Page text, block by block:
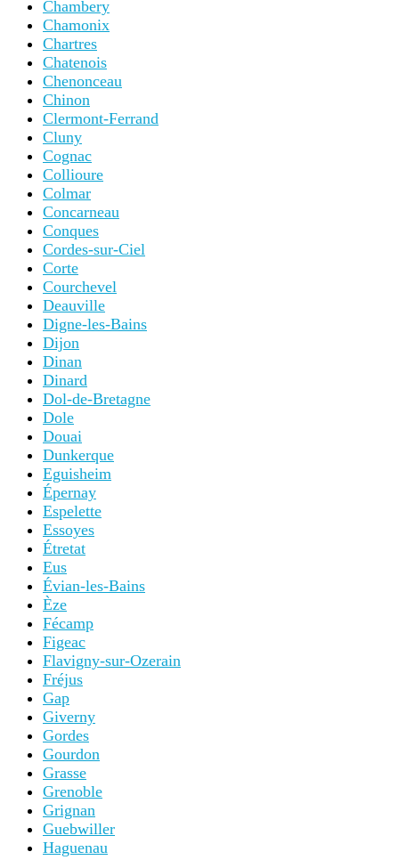
Chambery
Chamonix
Chartres
Chatenois
Chenonceau
Chinon
Clermont-Ferrand
Cluny
Cognac
Collioure
Colmar
Concarneau
Conques
Cordes-sur-Ciel
Corte
Courchevel
Deauville
Digne-les-Bains
Dijon
Dinan
Dinard
Dol-de-Bretagne
Dole
Douai
Dunkerque
Eguisheim
Épernay
Espelette
Essoyes
Étretat
Eus
Évian-les-Bains
Èze
Fécamp
Figeac
Flavigny-sur-Ozerain
Fréjus
Gap
Giverny
Gordes
Gourdon
Grasse
Grenoble
Grignan
Guebwiller
Haguenau